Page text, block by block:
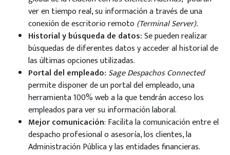
ver en tiempo real, su información a través de una
conexión de escritorio remoto(Terminal Server).
Historial y búsqueda de datos:Se pueden realizar
búsquedas de diferentes datos y acceder al historial de
las últimas opciones utilizadas.
Portal del empleado: Sage Despachos Connected
permite disponer de un portal del empleado, una
herramienta 100% web a la que tendrán acceso los
empleados para ver su información laboral.
Mejor comunicación: Facilita la comunicación entre el
despacho profesional o asesoría, los clientes, la
Administración Pública y las entidades financieras.